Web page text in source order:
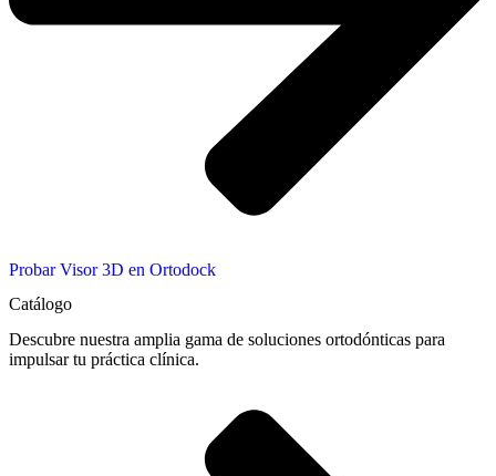
Probar Visor 3D en Ortodock
Catálogo
Descubre nuestra amplia gama de soluciones ortodónticas para
impulsar tu práctica clínica.